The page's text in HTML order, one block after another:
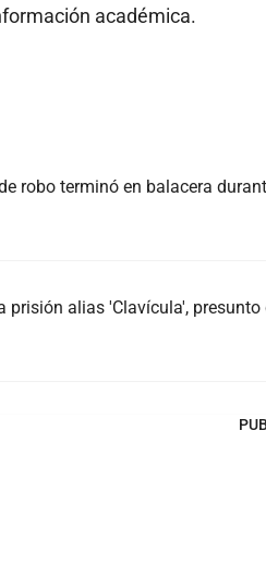
académica.
robo terminó en balacera
prisión alias 'Clavícula', presunto